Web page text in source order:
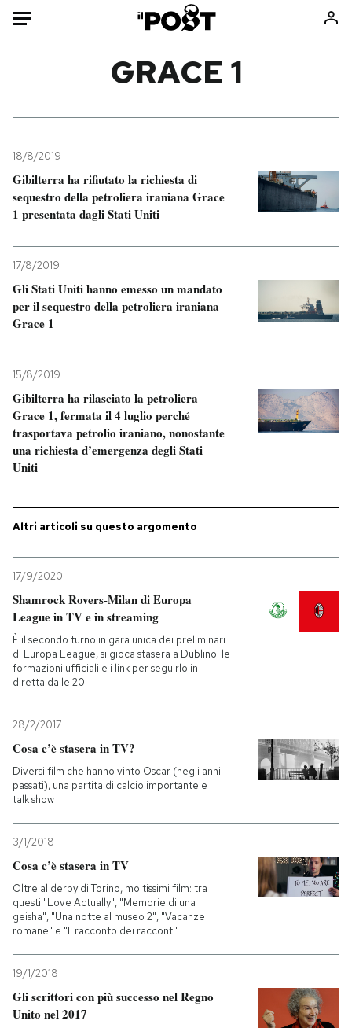
Mondo
Politica
Tecnologia
Internet
Scienza
Cultura
Economia
Sport
Consumismi
Storie/Idee
Media
Altrecose
Mondiali calcio 2026
PODCAST
NEWSLETTER
AREA PERSONALE
Entra
GRACE 1
18/8/2019
Gibilterra ha rifiutato la richiesta di
sequestro della petroliera iraniana Grace
1 presentata dagli Stati Uniti
17/8/2019
Gli Stati Uniti hanno emesso un mandato
per il sequestro della petroliera iraniana
Grace 1
15/8/2019
Gibilterra ha rilasciato la petroliera
Grace 1, fermata il 4 luglio perché
trasportava petrolio iraniano, nonostante
una richiesta d’emergenza degli Stati
Uniti
Altri articoli su questo argomento
17/9/2020
Shamrock Rovers-Milan di Europa
League in TV e in streaming
È il secondo turno in gara unica dei preliminari
di Europa League, si gioca stasera a Dublino: le
formazioni ufficiali e i link per seguirlo in
diretta dalle 20
28/2/2017
Cosa c’è stasera in TV?
Diversi film che hanno vinto Oscar (negli anni
passati), una partita di calcio importante e i
talk show
3/1/2018
Cosa c’è stasera in TV
Oltre al derby di Torino, moltissimi film: tra
questi "Love Actually", "Memorie di una
geisha", "Una notte al museo 2", "Vacanze
romane" e "Il racconto dei racconti"
19/1/2018
Gli scrittori con più successo nel Regno
Unito nel 2017